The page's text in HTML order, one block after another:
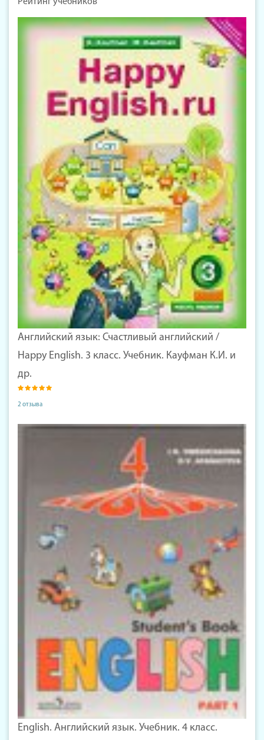
Английский язык: Счастливый английский /
Happy English. 3 класс. Учебник. Кауфман К.И. и
др.
2 отзыва
English. Английский язык. Учебник. 4 класс.